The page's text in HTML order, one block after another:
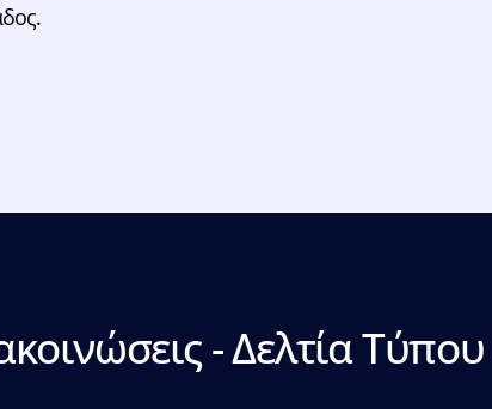
- Δελτία Τύπου